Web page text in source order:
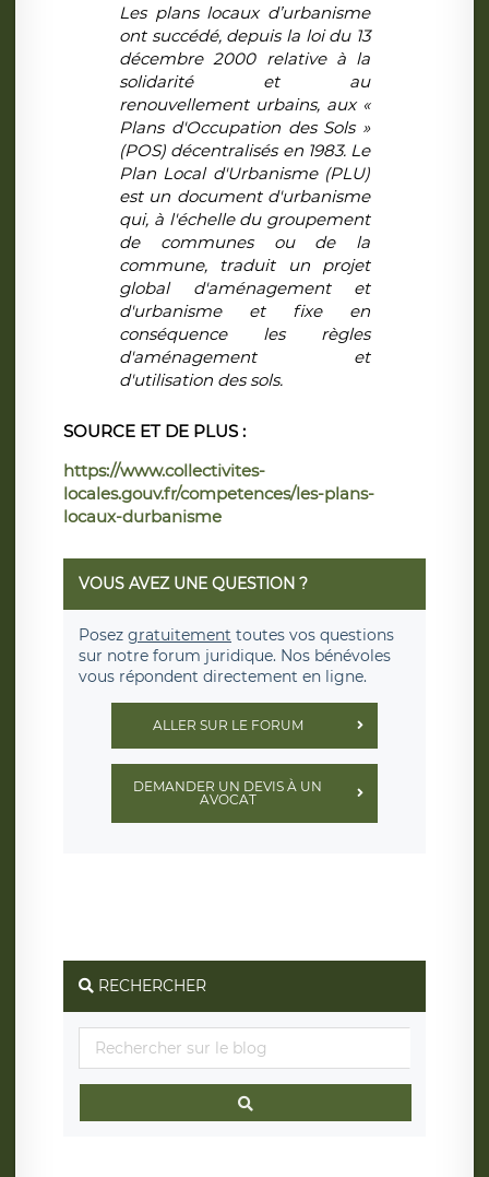
Les plans locaux d’urbanisme
ont succédé, depuis la loi du 13
décembre 2000 relative à la
solidarité et au
renouvellement urbains, aux «
Plans d'Occupation des Sols »
(POS) décentralisés en 1983. Le
Plan Local d'Urbanisme (PLU)
est un document d'urbanisme
qui, à l'échelle du groupement
de communes ou de la
commune, traduit un projet
global d'aménagement et
d'urbanisme et fixe en
conséquence les règles
d'aménagement et
d'utilisation des sols.
SOURCE ET DE PLUS :
https://www.collectivites-
locales.gouv.fr/competences/les-plans-
locaux-durbanisme
VOUS AVEZ UNE QUESTION ?
Posez gratuitement toutes vos questions
sur notre forum juridique. Nos bénévoles
vous répondent directement en ligne.
ALLER SUR LE FORUM
DEMANDER UN DEVIS À UN
AVOCAT
RECHERCHER